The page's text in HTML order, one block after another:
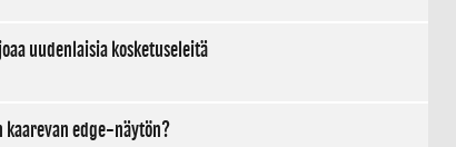
uudenlaisia kosketuseleitä
kaarevan edge-näytön?